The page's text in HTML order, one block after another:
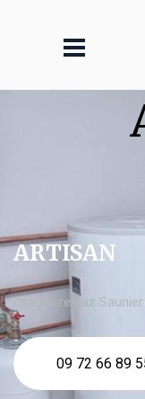
ARTISAN
chaudière gaz
09 72 66 89